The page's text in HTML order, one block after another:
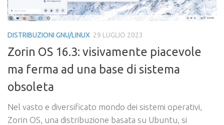
DISTRIBUZIONI GNU/LINUX 29 LUGLIO 2023
Zorin OS 16.3: visivamente piacevole
ma ferma ad una base di sistema
obsoleta
Nel vasto e diversificato mondo dei sistemi operativi,
Zorin OS, una distribuzione basata su Ubuntu, si